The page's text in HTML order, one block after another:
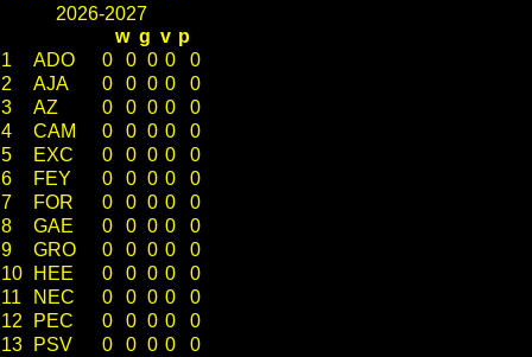
2026-2027
w g v p
1
ADO 0 0 0 0
0
2
AJA 0 0 0 0
0
3
AZ 0 0 0 0
0
4
CAM 0 0 0 0
0
5
EXC 0 0 0 0
0
6
FEY 0 0 0 0
0
7
FOR 0 0 0 0
0
8
GAE 0 0 0 0
0
9
GRO 0 0 0 0
0
10
HEE 0 0 0 0
0
11
NEC 0 0 0 0
0
12
PEC 0 0 0 0
0
13
PSV 0 0 0 0
0